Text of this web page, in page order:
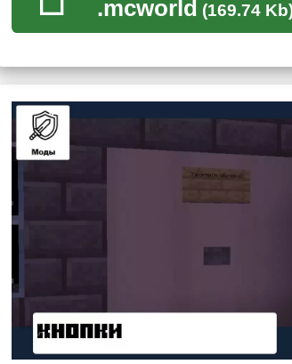
Это еще одна карта хоррор на русском,
экране будут всплывать подсказки.
Кстати, есть участки локации, где можно
.mcworld (169.74